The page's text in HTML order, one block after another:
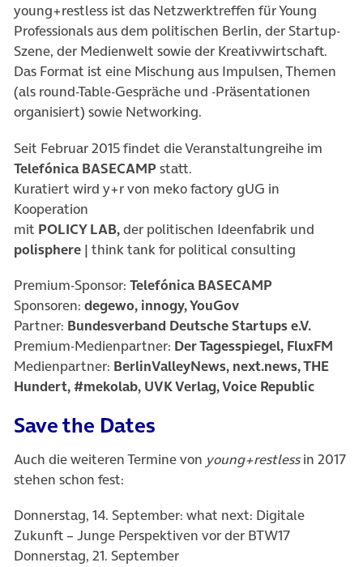
young+restless ist das Netzwerktreffen für Young
Professionals aus dem politischen Berlin, der Startup-
Szene, der Medienwelt sowie der Kreativwirtschaft.
Das Format ist eine Mischung aus Impulsen, Themen
(als round-Table-Gespräche und -Präsentationen
organisiert) sowie Networking.
Seit Februar 2015 findet die Veranstaltungreihe im
Telefónica BASECAMP statt.
Kuratiert wird y+r von meko factory gUG in
Kooperation
mit POLICY LAB,der politischen Ideenfabrik und
polisphere | think tank for political consulting
Premium-Sponsor: Telefónica BASECAMP
Sponsoren: degewo, innogy, YouGov
Partner: Bundesverband Deutsche Startups e.V.
Premium-Medienpartner: Der Tagesspiegel, FluxFM
Medienpartner: BerlinValleyNews, next.news, THE
Hundert, #mekolab, UVK Verlag, Voice Republic
Save the Dates
Auch die weiteren Termine von young+restlessin 2017
stehen schon fest:
Donnerstag, 14. September: what next: Digitale
Zukunft – Junge Perspektiven vor der BTW17
Donnerstag, 21. September